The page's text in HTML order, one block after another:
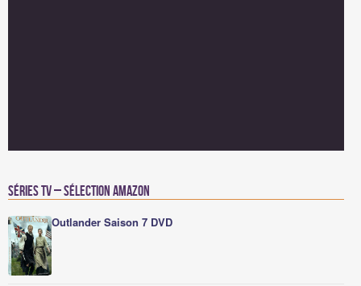
Séries TV – Sélection Amazon
Outlander Saison 7 DVD